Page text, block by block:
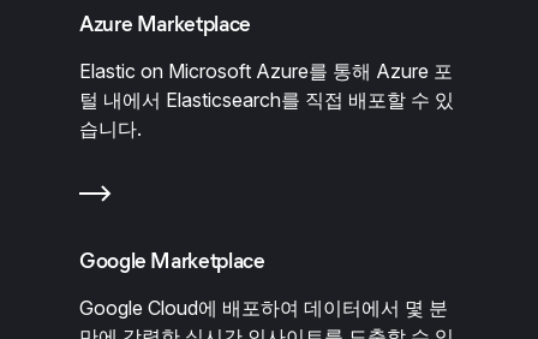
Azure Marketplace
Elastic on Microsoft Azure를 통해 Azure 포
털 내에서 Elasticsearch를 직접 배포할 수 있
습니다.
Google Marketplace
Google Cloud에 배포하여 데이터에서 몇 분